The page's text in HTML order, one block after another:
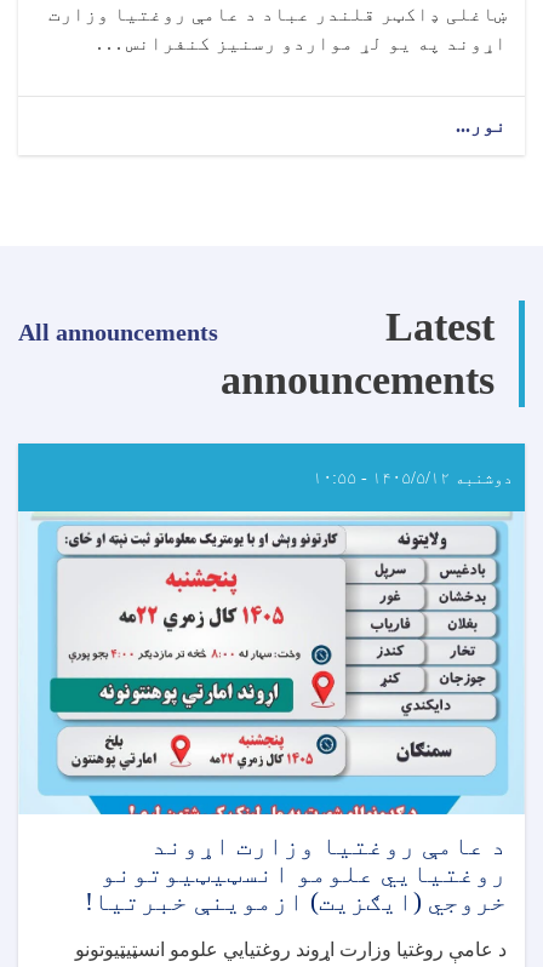
ښاغلی ډاکټر قلندر عباد د عامې روغتيا وزارت
اړوند په يو لړ مواردو رسنيز کنفرانس . . .
نور...
Latest
announcements
All announcements
دوشنبه ۱۴۰۵/۵/۱۲ - ۱۰:۵۵
د عامې روغتيا وزارت اړوند
روغتيايي علومو انسټيټيوتونو
خروجي (ايګزيت) ازموينې خبرتيا!
د عامې روغتيا وزارت اړوند روغتيايي علومو انسټيټيوتونو